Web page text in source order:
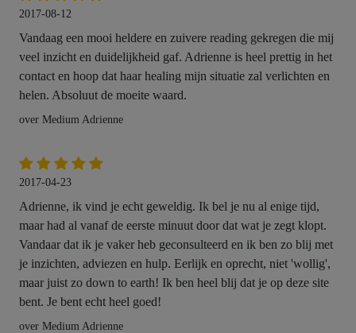
2017-08-12
Vandaag een mooi heldere en zuivere reading gekregen die mij
veel inzicht en duidelijkheid gaf. Adrienne is heel prettig in het
contact en hoop dat haar healing mijn situatie zal verlichten en
helen. Absoluut de moeite waard.
over Medium Adrienne
2017-04-23
Adrienne, ik vind je echt geweldig. Ik bel je nu al enige tijd,
maar had al vanaf de eerste minuut door dat wat je zegt klopt.
Vandaar dat ik je vaker heb geconsulteerd en ik ben zo blij met
je inzichten, adviezen en hulp. Eerlijk en oprecht, niet 'wollig',
maar juist zo down to earth! Ik ben heel blij dat je op deze site
bent. Je bent echt heel goed!
over Medium Adrienne